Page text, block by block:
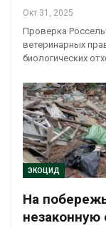
Окт 31, 2025
Проверка
ветеринарных
биологических
ЭКОЦИД
На
незаконную